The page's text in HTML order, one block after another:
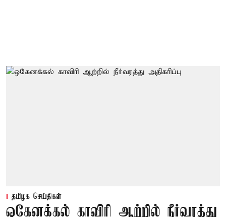
தமிழக செய்திகள்
ஒகேனக்கல் காவிரி ஆற்றில் நீர்வரத்து